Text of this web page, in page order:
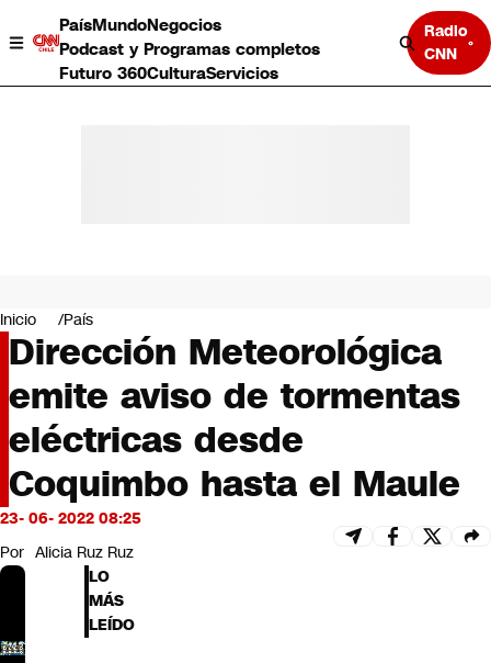
PaísMundoNegocios
Podcast y Programas completos
Futuro 360CulturaServicios
Radio
CNN
Negocios
Deportes
Programas completos
Cultura
Servicios
Bits
CNN tiempo
Futuro 360
Inicio País
Dirección Meteorológica
emite aviso de tormentas
eléctricas desde
Coquimbo hasta el Maule
23- 06- 2022 08:25
Por Alicia Ruz Ruz
LO
MÁS
LEÍDO